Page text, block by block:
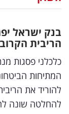
דיגיטל
וטק
שיווק
ופרסום
בנק ישראל
הריבית
כלכלני פסגות
המתיחות
להוריד את
להחלטה שונה